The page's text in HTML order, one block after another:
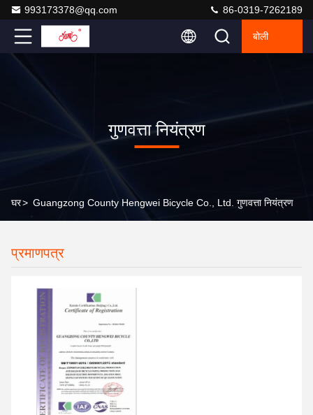
993173378@qq.com 86-0319-7262189
बोली
गुणवत्ता नियंत्रण
घर> Guangzong County Hengwei Bicycle Co., Ltd. गुणवत्ता नियंत्रण
प्रमाणपत्र